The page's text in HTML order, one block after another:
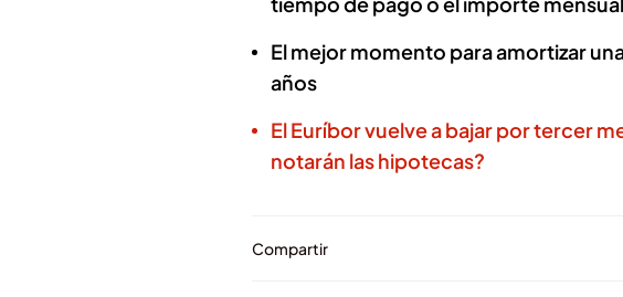
El mejor momento para amortizar
años
El Euríbor vuelve a bajar por tercer
notarán las hipotecas?
Compartir